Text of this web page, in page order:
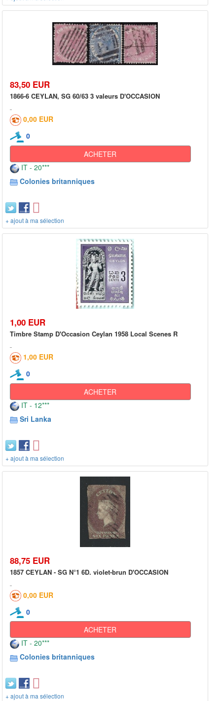
83,50 EUR
1866-6 CEYLAN, SG 60/63 3 valeurs D'OCCASION
0,00 EUR
0
ACHETER
IT - 20***
Colonies britanniques
+ ajout à ma sélection
1,00 EUR
Timbre Stamp D'Occasion Ceylan 1958 Local Scenes R
1,00 EUR
0
ACHETER
IT - 12***
Sri Lanka
+ ajout à ma sélection
88,75 EUR
1857 CEYLAN - SG N°1 6D. violet-brun D'OCCASION
0,00 EUR
0
ACHETER
IT - 20***
Colonies britanniques
+ ajout à ma sélection